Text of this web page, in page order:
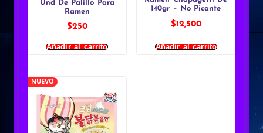
Und De Palillo Para
Ramen
$250
Añadir al carrito
140gr – No Picante
$12,500
Añadir al carrito
NUEVO